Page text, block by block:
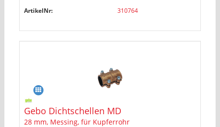
ArtikelNr: 310764
Gebo Dichtschellen MD
28 mm, Messing, für Kupferrohr